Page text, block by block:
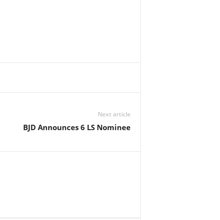
Next article
BJD Announces 6 LS Nominee